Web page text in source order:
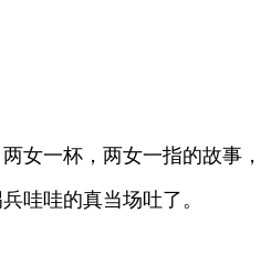
女一杯，两女一指的故事，
哇哇的真当场吐了。